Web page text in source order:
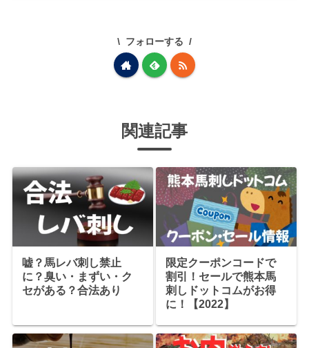
フォローする
関連記事
嘘？馬レバ刺し禁止
に？臭い・まずい・ク
セがある？合法あり
限定クーポンコードで
割引！セールで熊本馬
刺しドットコムがお得
に！【2022】